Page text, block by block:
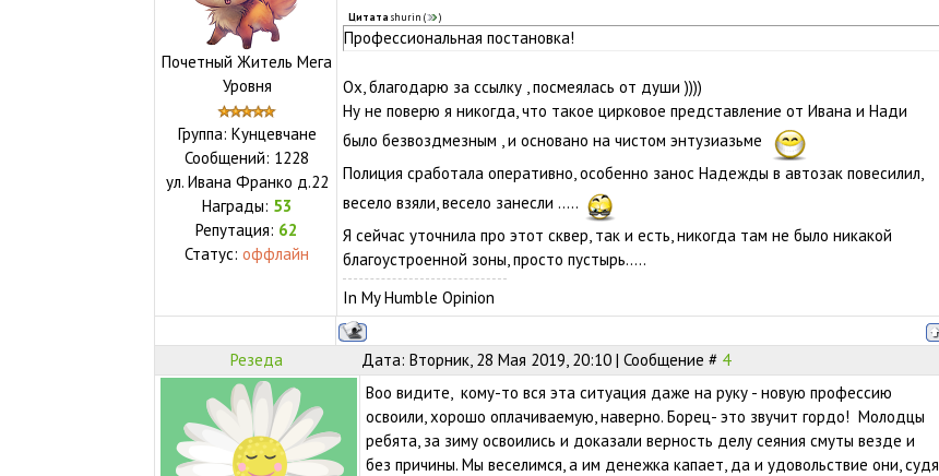
Почетный Житель Мега
Уровня
Группа: Кунцевчане
Сообщений: 1228
ул. Ивана Франко д.22
Награды: 53
Репутация: 62
Статус:оффлайн
Цитата shurin ( )
Профессиональная постановка!
Ох, благодарю за ссылку , посмеялась от души ))))
Ну не поверю я никогда, что такое цирковое представление от Ивана и Нади
было безвоздмезным , и основано на чистом энтузиазьме
Полиция сработала оперативно, особенно занос Надежды в автозак повесилил,
весело взяли, весело занесли .....
Я сейчас уточнила про этот сквер, так и есть, никогда там не было никакой
благоустроенной зоны, просто пустырь.....
In My Humble Opinion
Резеда Дата: Вторник, 28 Мая 2019, 20:10 | Сообщение # 4
Воо видите, кому-то вся эта ситуация даже на руку - новую профессию
освоили, хорошо оплачиваемую, наверно. Борец- это звучит гордо! Молодцы
ребята, за зиму освоились и доказали верность делу сеяния смуты везде и
без причины. Мы веселимся, а им денежка капает, да и удовольствие они, судя